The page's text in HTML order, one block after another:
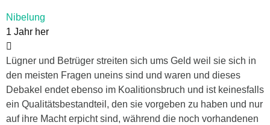
Nibelung
1 Jahr her
Lügner und Betrüger streiten sich ums Geld weil sie sich in
den meisten Fragen uneins sind und waren und dieses
Debakel endet ebenso im Koalitionsbruch und ist keinesfalls
ein Qualitätsbestandteil, den sie vorgeben zu haben und nur
auf ihre Macht erpicht sind, während die noch vorhandenen